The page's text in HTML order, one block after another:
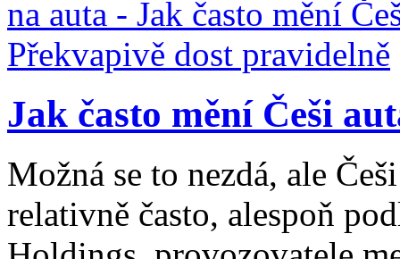
Jak často mění Češi
Možná se to nezdá, ale
relativně často, alespoň